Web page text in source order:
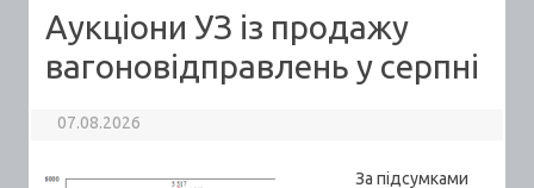
Аукціони УЗ із продажу
вагоновідправлень у серпні
07.08.2026
За підсумками